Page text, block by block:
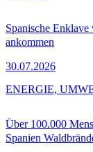
Spanische
ankommen
30.07.2026
Über 100.000
Spanien
ENERGIE,